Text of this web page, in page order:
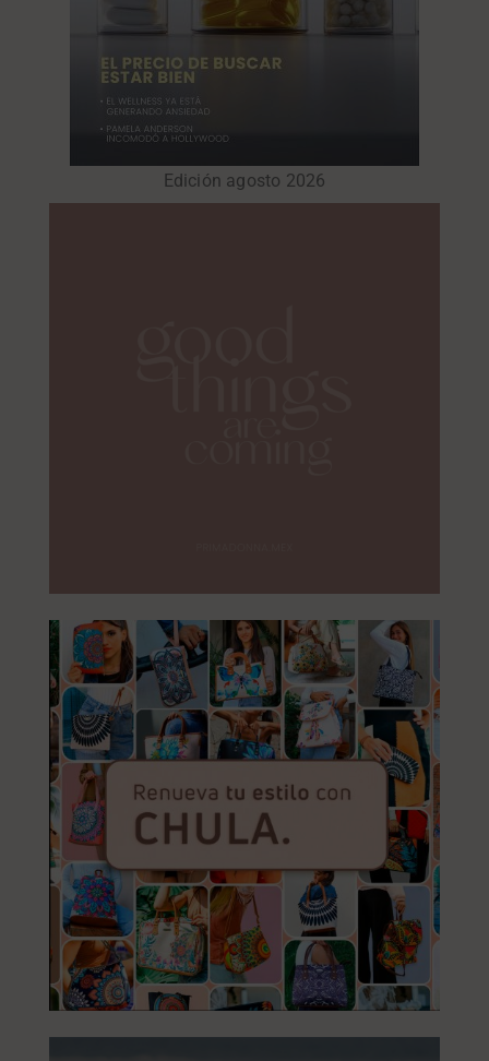
Edición agosto 2026